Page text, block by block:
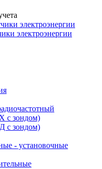
электроэнергии
электроэнергии
с зондом)
с зондом)
- установочные